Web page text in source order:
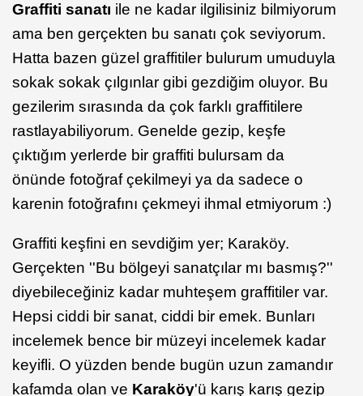
Graffiti sanatı ile ne kadar ilgilisiniz bilmiyorum
ama ben gerçekten bu sanatı çok seviyorum.
Hatta bazen güzel graffitiler bulurum umuduyla
sokak sokak çılgınlar gibi gezdiğim oluyor. Bu
gezilerim sırasında da çok farklı graffitilere
rastlayabiliyorum. Genelde gezip, keşfe
çıktığım yerlerde bir graffiti bulursam da
önünde fotoğraf çekilmeyi ya da sadece o
karenin fotoğrafını çekmeyi ihmal etmiyorum :)
Graffiti keşfini en sevdiğim yer; Karaköy.
Gerçekten ''Bu bölgeyi sanatçılar mı basmış?''
diyebileceğiniz kadar muhteşem graffitiler var.
Hepsi ciddi bir sanat, ciddi bir emek. Bunları
incelemek bence bir müzeyi incelemek kadar
keyifli. O yüzden bende bugün uzun zamandır
kafamda olan ve Karaköy'ü karış karış gezip